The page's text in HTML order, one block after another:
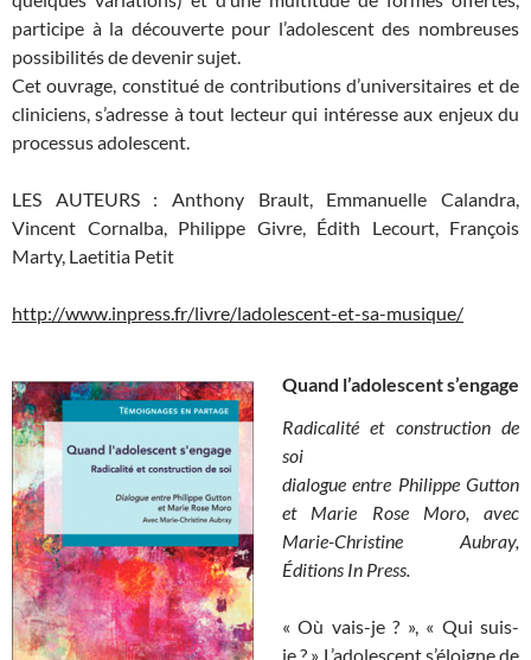
participe à la découverte pour l’adolescent des nombreuses
possibilités de devenir sujet.
Cet ouvrage, constitué de contributions d’universitaires et de
cliniciens, s’adresse à tout lecteur qui intéresse aux enjeux du
processus adolescent.
LES AUTEURS : Anthony Brault, Emmanuelle Calandra,
Vincent Cornalba, Philippe Givre, Édith Lecourt, François
Marty, Laetitia Petit
http://www.inpress.fr/livre/ladolescent-et-sa-musique/
Quand l’adolescent s’engage
Radicalité et construction de
soi
dialogue entre Philippe Gutton
et Marie Rose Moro, avec
Marie-Christine Aubray,
Éditions In Press.
« Où vais-je ? », « Qui suis-
je ? » L’adolescent s’éloigne de